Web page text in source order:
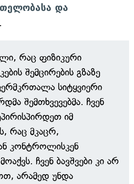
და
.
რაც ფიზიკური
შემცირების გზაზე
სიტყვიერი
შემთხვევებმა. ჩვენ
იმ
რაც მკაცრ,
კონტროლისკენ
ჩვენ ბავშვები კი არ
არამედ უნდა